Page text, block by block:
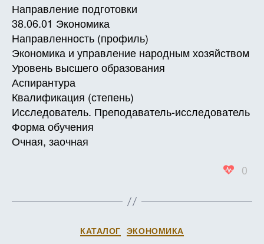
Направление подготовки
38.06.01 Экономика
Направленность (профиль)
Экономика и управление народным хозяйством
Уровень высшего образования
Аспирантура
Квалификация (степень)
Исследователь. Преподаватель-исследователь
Форма обучения
Очная, заочная
0
Рубрики
КАТАЛОГ ЭКОНОМИКА